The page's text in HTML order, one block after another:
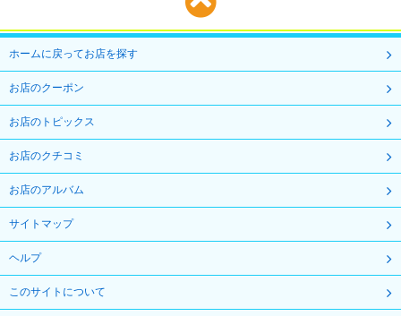
ホームに戻ってお店を探す
お店のクーポン
お店のトピックス
お店のクチコミ
お店のアルバム
サイトマップ
ヘルプ
このサイトについて